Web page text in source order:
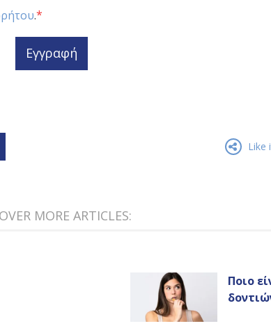
.*
Εγγραφή
Like
MORE ARTICLES:
Ποιο